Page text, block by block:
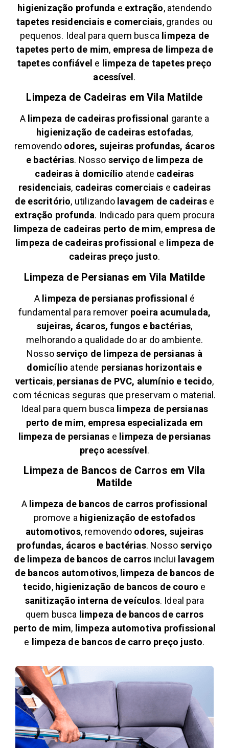
higienização profunda e extração, atendendo
tapetes residenciais e comerciais, grandes ou
pequenos. Ideal para quem busca limpeza de
tapetes perto de mim, empresa de limpeza de
tapetes confiável e limpeza de tapetes preço
acessível .
Limpeza de Cadeiras emVila Matilde
A limpeza de cadeiras profissional garante a
higienização de cadeiras estofadas,
removendoodores, sujeiras profundas, ácaros
e bactérias. Nosso serviço de limpeza de
cadeiras à domicílio atende cadeiras
residenciais, cadeiras comerciais e cadeiras
de escritório, utilizando lavagem de cadeirase
extração profunda. Indicado para quem procura
limpeza de cadeiras perto de mim, empresa de
limpeza de cadeiras profissional e limpeza de
cadeiras preço justo.
Limpeza de Persianas em Vila Matilde
A limpeza de persianas profissional é
fundamental para remover poeira acumulada,
sujeiras, ácaros, fungos e bactérias,
melhorando a qualidade do ar do ambiente.
Nossoserviço de limpeza de persianas à
domicílio atende persianas horizontais e
verticais, persianas de PVC, alumínio e tecido,
com técnicas seguras que preservam o material.
Ideal para quem busca limpeza de persianas
perto de mim, empresa especializada em
limpeza de persianas e limpeza de persianas
preço acessível.
Limpeza de Bancos de Carros em Vila
Matilde
A limpeza de bancos de carros profissional
promove a higienização de estofados
automotivos, removendo odores, sujeiras
profundas, ácaros e bactérias. Nosso serviço
de limpeza de bancos de carros inclui lavagem
de bancos automotivos, limpeza de bancos de
tecido, higienização de bancos de couro e
sanitização interna de veículos. Ideal para
quem busca limpeza de bancos de carros
perto de mim, limpeza automotiva profissional
e limpeza de bancos de carro preço justo.